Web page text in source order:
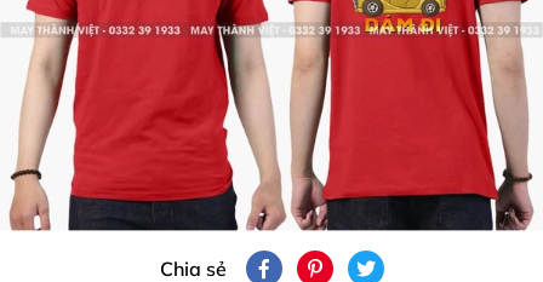
Chia sẻ